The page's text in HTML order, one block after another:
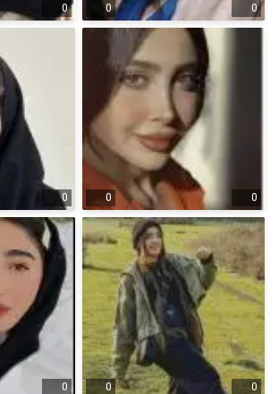
0 0 0
0 0 0
0 0 0